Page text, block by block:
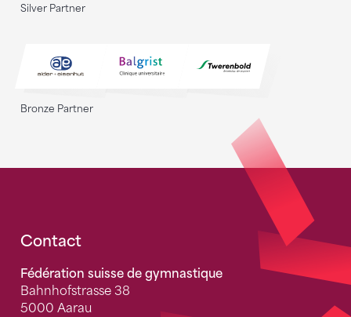
Silver Partner
Bronze Partner
Fusszeile
Contact
Fédération suisse de gymnastique
Bahnhofstrasse 38
5000 Aarau